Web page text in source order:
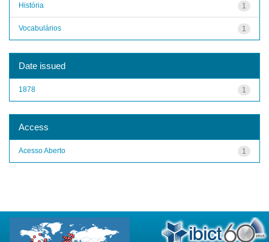
1
História
1
Vocabulários
Date issued
1
1878
Access
1
Acesso Aberto